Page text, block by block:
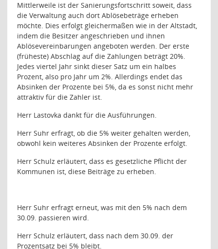
Mittlerweile ist der Sanierungsfortschritt soweit, dass
die Verwaltung auch dort Ablösebeträge erheben
möchte. Dies erfolgt gleichermaßen wie in der Altstadt,
indem die Besitzer angeschrieben und ihnen
Ablösevereinbarungen angeboten werden. Der erste
(früheste) Abschlag auf die Zahlungen beträgt 20%.
Jedes viertel Jahr sinkt dieser Satz um ein halbes
Prozent, also pro Jahr um 2%. Allerdings endet das
Absinken der Prozente bei 5%, da es sonst nicht mehr
attraktiv für die Zahler ist.
Herr Lastovka dankt für die Ausführungen.
Herr Suhr erfragt, ob die 5% weiter gehalten werden,
obwohl kein weiteres Absinken der Prozente erfolgt.
Herr Schulz erläutert, dass es gesetzliche Pflicht der
Kommunen ist, diese Beiträge zu erheben.
Herr Suhr erfragt erneut, was mit den 5% nach dem
30.09. passieren wird.
Herr Schulz erläutert, dass nach dem 30.09. der
Prozentsatz bei 5% bleibt.